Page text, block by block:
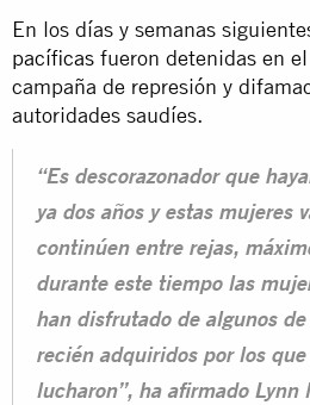
En los días y semanas
pacíficas fueron detenidas en
campaña de represión y
autoridades saudíes.
“Es descorazonador que
ya dos años y estas mujeres
continúen entre rejas,
durante este tiempo las
han disfrutado de algunos de
recién adquiridos por los
lucharon”, ha afirmado Lynn